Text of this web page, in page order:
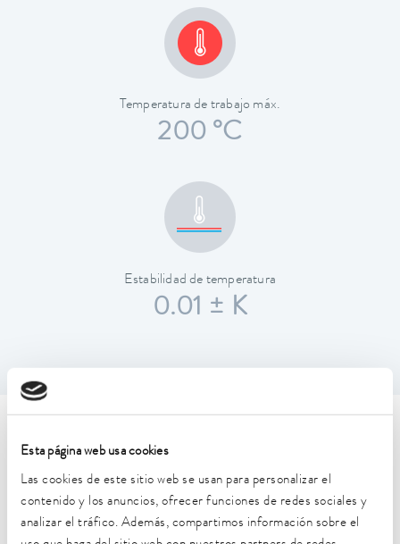
Esta página web usa cookies
Las cookies de este sitio web se usan para personalizar el
contenido y los anuncios, ofrecer funciones de redes sociales y
analizar el tráfico. Además, compartimos información sobre el
Temperatura de trabajo máx.
200 °C
Estabilidad de temperatura
0.01 ± K
Características técnicas (según
DIN 12876)
Rango de temperatura de trabajo